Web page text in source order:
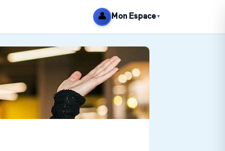
propriétaires de petites entreprises, et
👤 Mon Espace ▼